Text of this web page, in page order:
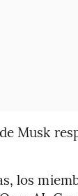
Musk
los